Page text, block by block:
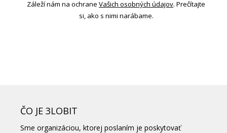
Záleží nám na ochrane Vašich osobných údajov. Prečítajte
si, ako s nimi narábame.
ČO JE 3LOBIT
Sme organizáciou, ktorej poslaním je poskytovať